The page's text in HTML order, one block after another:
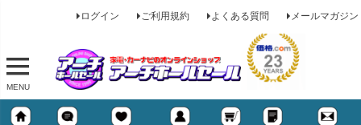
ログイン ご利用規約 よくある質問 メールマガジン
MENU